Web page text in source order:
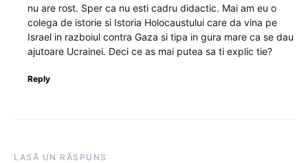
nu are rost. Sper ca nu esti cadru didactic. Mai am eu o
colega de istorie si Istoria Holocaustului care da vina pe
Israel in razboiul contra Gaza si tipa in gura mare ca se dau
ajutoare Ucrainei. Deci ce as mai putea sa ti explic tie?
Reply
LASĂ UN RĂSPUNS